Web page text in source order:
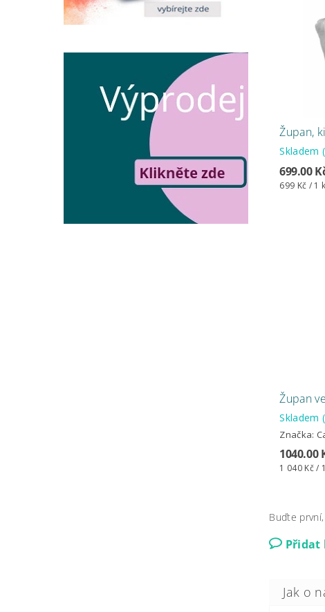
Župan,
Skladem
699.00
699 Kč / 1
Župan
Skladem
Značka:
1040.00
1 040 Kč /
Buďte
Přidat